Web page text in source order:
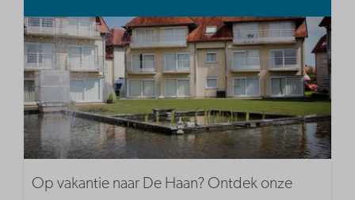
Op vakantie naar De Haan? Ontdek onze